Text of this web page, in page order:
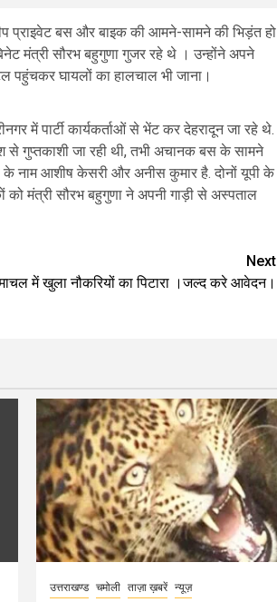
प्राइवेट बस और बाइक की आमने-सामने की भिड़ंत हो
मंत्री सौरभ बहुगुणा गुजर रहे थे । उन्होंने अपने
पहुंचकर घायलों का हालचाल भी जाना।
में पार्टी कार्यकर्ताओं से भेंट कर देहरादून जा रहे थे.
से गुप्तकाशी जा रही थी, तभी अचानक बस के सामने
नाम आशीष केसरी और अनीस कुमार है. दोनों यूपी के
को मंत्री सौरभ बहुगुणा ने अपनी गाड़ी से अस्पताल
Next
में खुला नौकरियों का पिटारा ।जल्द करे आवेदन।
उत्तराखण्ड चमोली ताज़ा ख़बरें न्यूज़